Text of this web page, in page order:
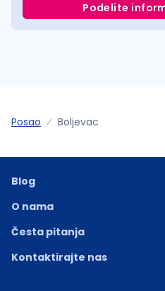
Podelite
Posao Boljevac
Blog
O nama
Česta pitanja
Kontaktirajte nas